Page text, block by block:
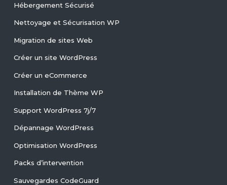
Hébergement Sécurisé
Nettoyage et Sécurisation WP
Migration de sites Web
Créer un site WordPress
Créer un eCommerce
Installation de Thème WP
Support WordPress 7j/7
Dépannage WordPress
Optimisation WordPress
Packs d’intervention
Sauvegardes CodeGuard